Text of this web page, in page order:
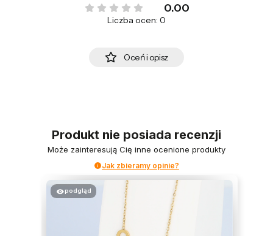
0.00
Liczba ocen: 0
Oceń i opisz
Produkt nie posiada recenzji
Może zainteresują Cię inne ocenione produkty
Jak zbieramy opinie?
podgląd